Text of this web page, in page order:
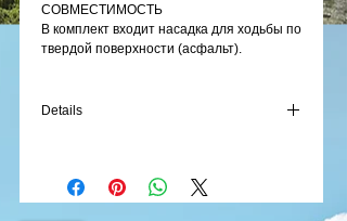
СОВМЕСТИМОСТЬ
В комплект входит насадка для ходьбы по
твердой поверхности (асфальт).
Details